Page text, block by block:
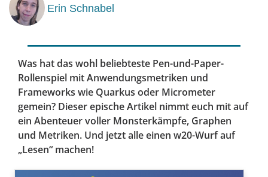
Erin Schnabel
Was hat das wohl beliebteste Pen-und-Paper-
Rollenspiel mit Anwendungsmetriken und
Frameworks wie Quarkus oder Micrometer
gemein? Dieser epische Artikel nimmt euch mit auf
ein Abenteuer voller Monsterkämpfe, Graphen
und Metriken. Und jetzt alle einen w20-Wurf auf
„Lesen“ machen!